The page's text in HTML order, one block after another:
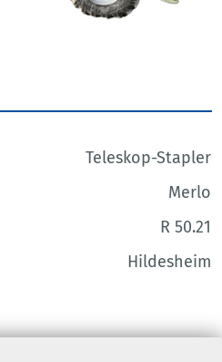
Teleskop-Stapler
Merlo
R 50.21
Hildesheim